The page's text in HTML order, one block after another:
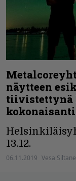
näytteen
tiivistettynä
13.12.
06.11.2019 Vesa